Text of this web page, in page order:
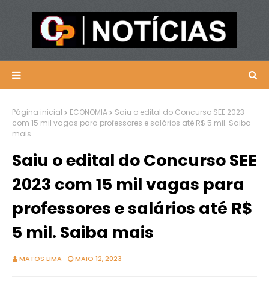
Página inicial ECONOMIA
Saiu o edital do Concurso SEE 2023
com 15 mil vagas para professores e salários até R$ 5 mil. Saiba
mais
Saiu o edital do Concurso SEE
2023 com 15 mil vagas para
professores e salários até R$
5 mil. Saiba mais
MATOS LIMA MAIO 12, 2023